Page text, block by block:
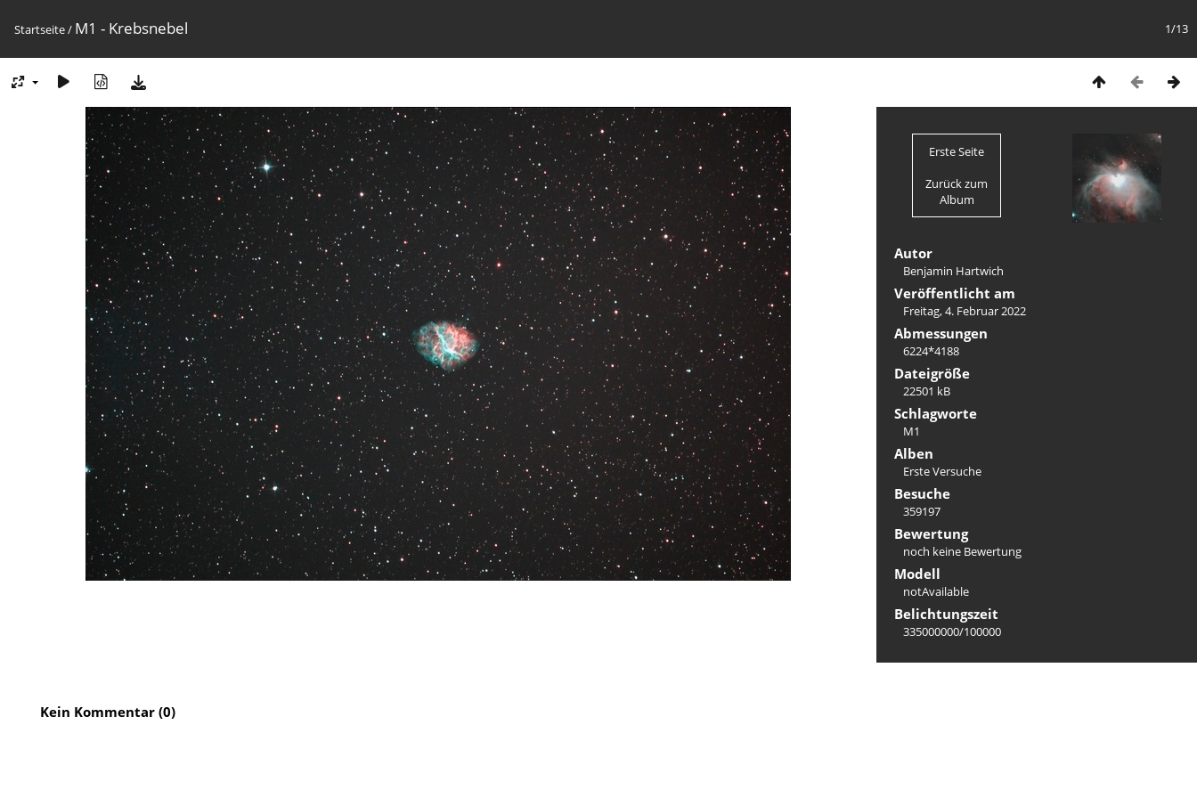
1/13
Startseite/ M1 - Krebsnebel
Erste Seite
Zurück zum
Album
Autor
Benjamin Hartwich
Veröffentlicht am
Freitag, 4. Februar 2022
Abmessungen
6224*4188
Dateigröße
22501 kB
Schlagworte
M1
Alben
Erste Versuche
Besuche
359197
Bewertung
noch keine Bewertung
Modell
notAvailable
Belichtungszeit
335000000/100000
Kein Kommentar (0)